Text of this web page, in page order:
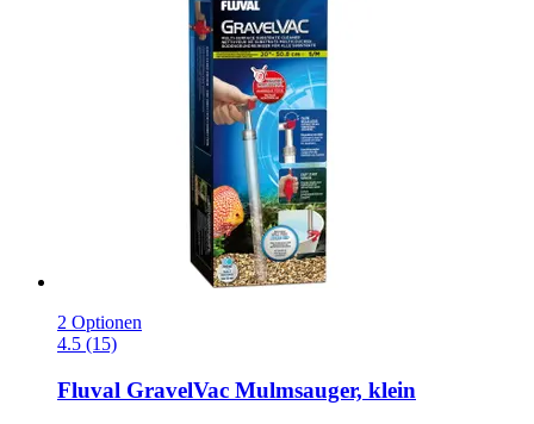
2 Optionen
4.5 (15)
Fluval GravelVac Mulmsauger, klein